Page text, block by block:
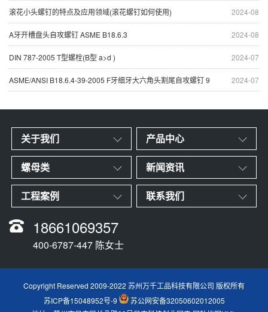
2024-08
滚花小头螺钉的特点及应用领域(滚花螺钉如何使用)
2024-08
A牙开槽盘头自攻螺钉 ASME B18.6.3
2024-07
DIN 787-2005 T型螺栓(B型 a>d )
2024-07
ASME/ANSI B18.6.4-39-2005 F牙细牙大六角头割尾自攻螺钉 9
关于我们 产品中心
螺母类 新闻资讯
工程案例 联系我们
18661069357
400-6787-447 陈女士
Copyright Reserved 2009-2022 苏州万千工品科技有限公司 版权所有
苏ICP备15048952号-9
苏公网安备32050602012005